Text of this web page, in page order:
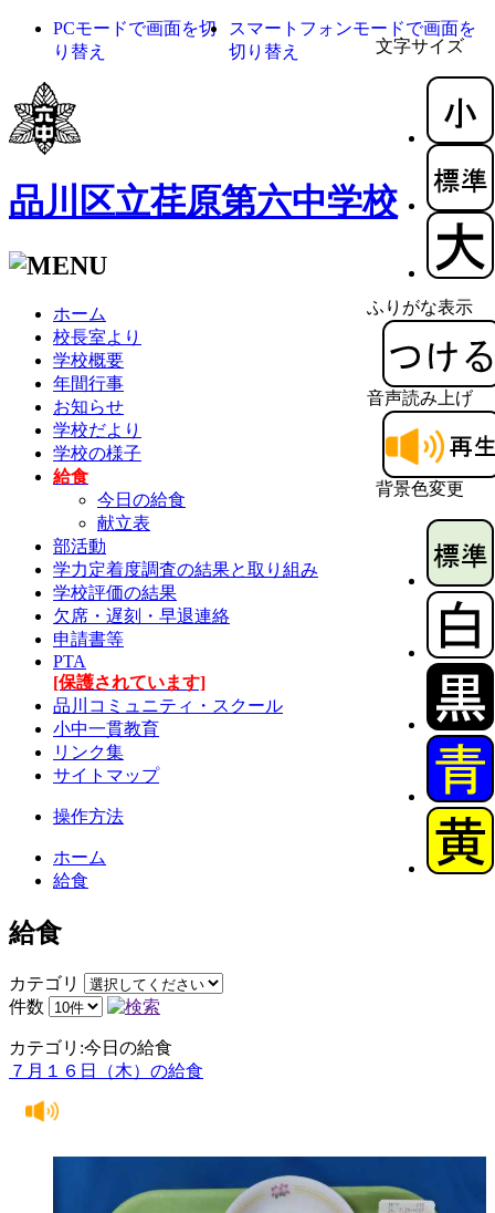
文字サイズ
ふりがな表示
音声読み上げ
背景色変更
PCモードで画面を切
り替え
スマートフォンモードで画面を
切り替え
品川区立荏原第六中学校
ホーム
校長室より
学校概要
年間行事
お知らせ
学校だより
学校の様子
給食
今日の給食
献立表
部活動
学力定着度調査の結果と取り組み
学校評価の結果
欠席・遅刻・早退連絡
申請書等
PTA
[保護されています]
品川コミュニティ・スクール
小中一貫教育
リンク集
サイトマップ
操作方法
ホーム
給食
給食
カテゴリ
件数
カテゴリ:今日の給食
７月１６日（木）の給食